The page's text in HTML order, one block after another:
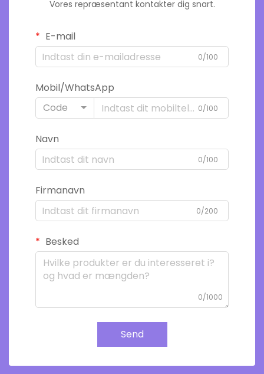
Vores repræsentant kontakter dig snart.
E-mail
0/100
Mobil/WhatsApp
Code
0/100
Navn
0/100
Firmanavn
0/200
Besked
0/1000
Send